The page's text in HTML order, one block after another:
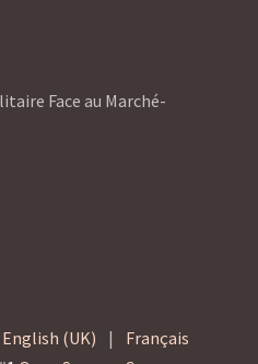
Face au Marché-
English (UK) |
Français